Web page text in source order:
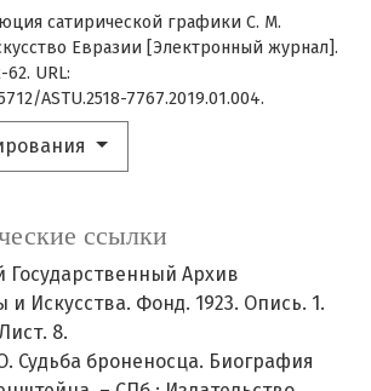
сатирической графики С. М.
Евразии [Электронный журнал].
URL:
ASTU.2518-7767.2019.01.004.
ссылки
Государственный Архив
и Искусства. Фонд. 1923. Опись. 1.
8.
Судьба броненосца. Биография